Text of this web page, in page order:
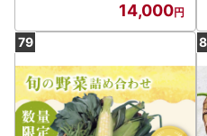
14,000